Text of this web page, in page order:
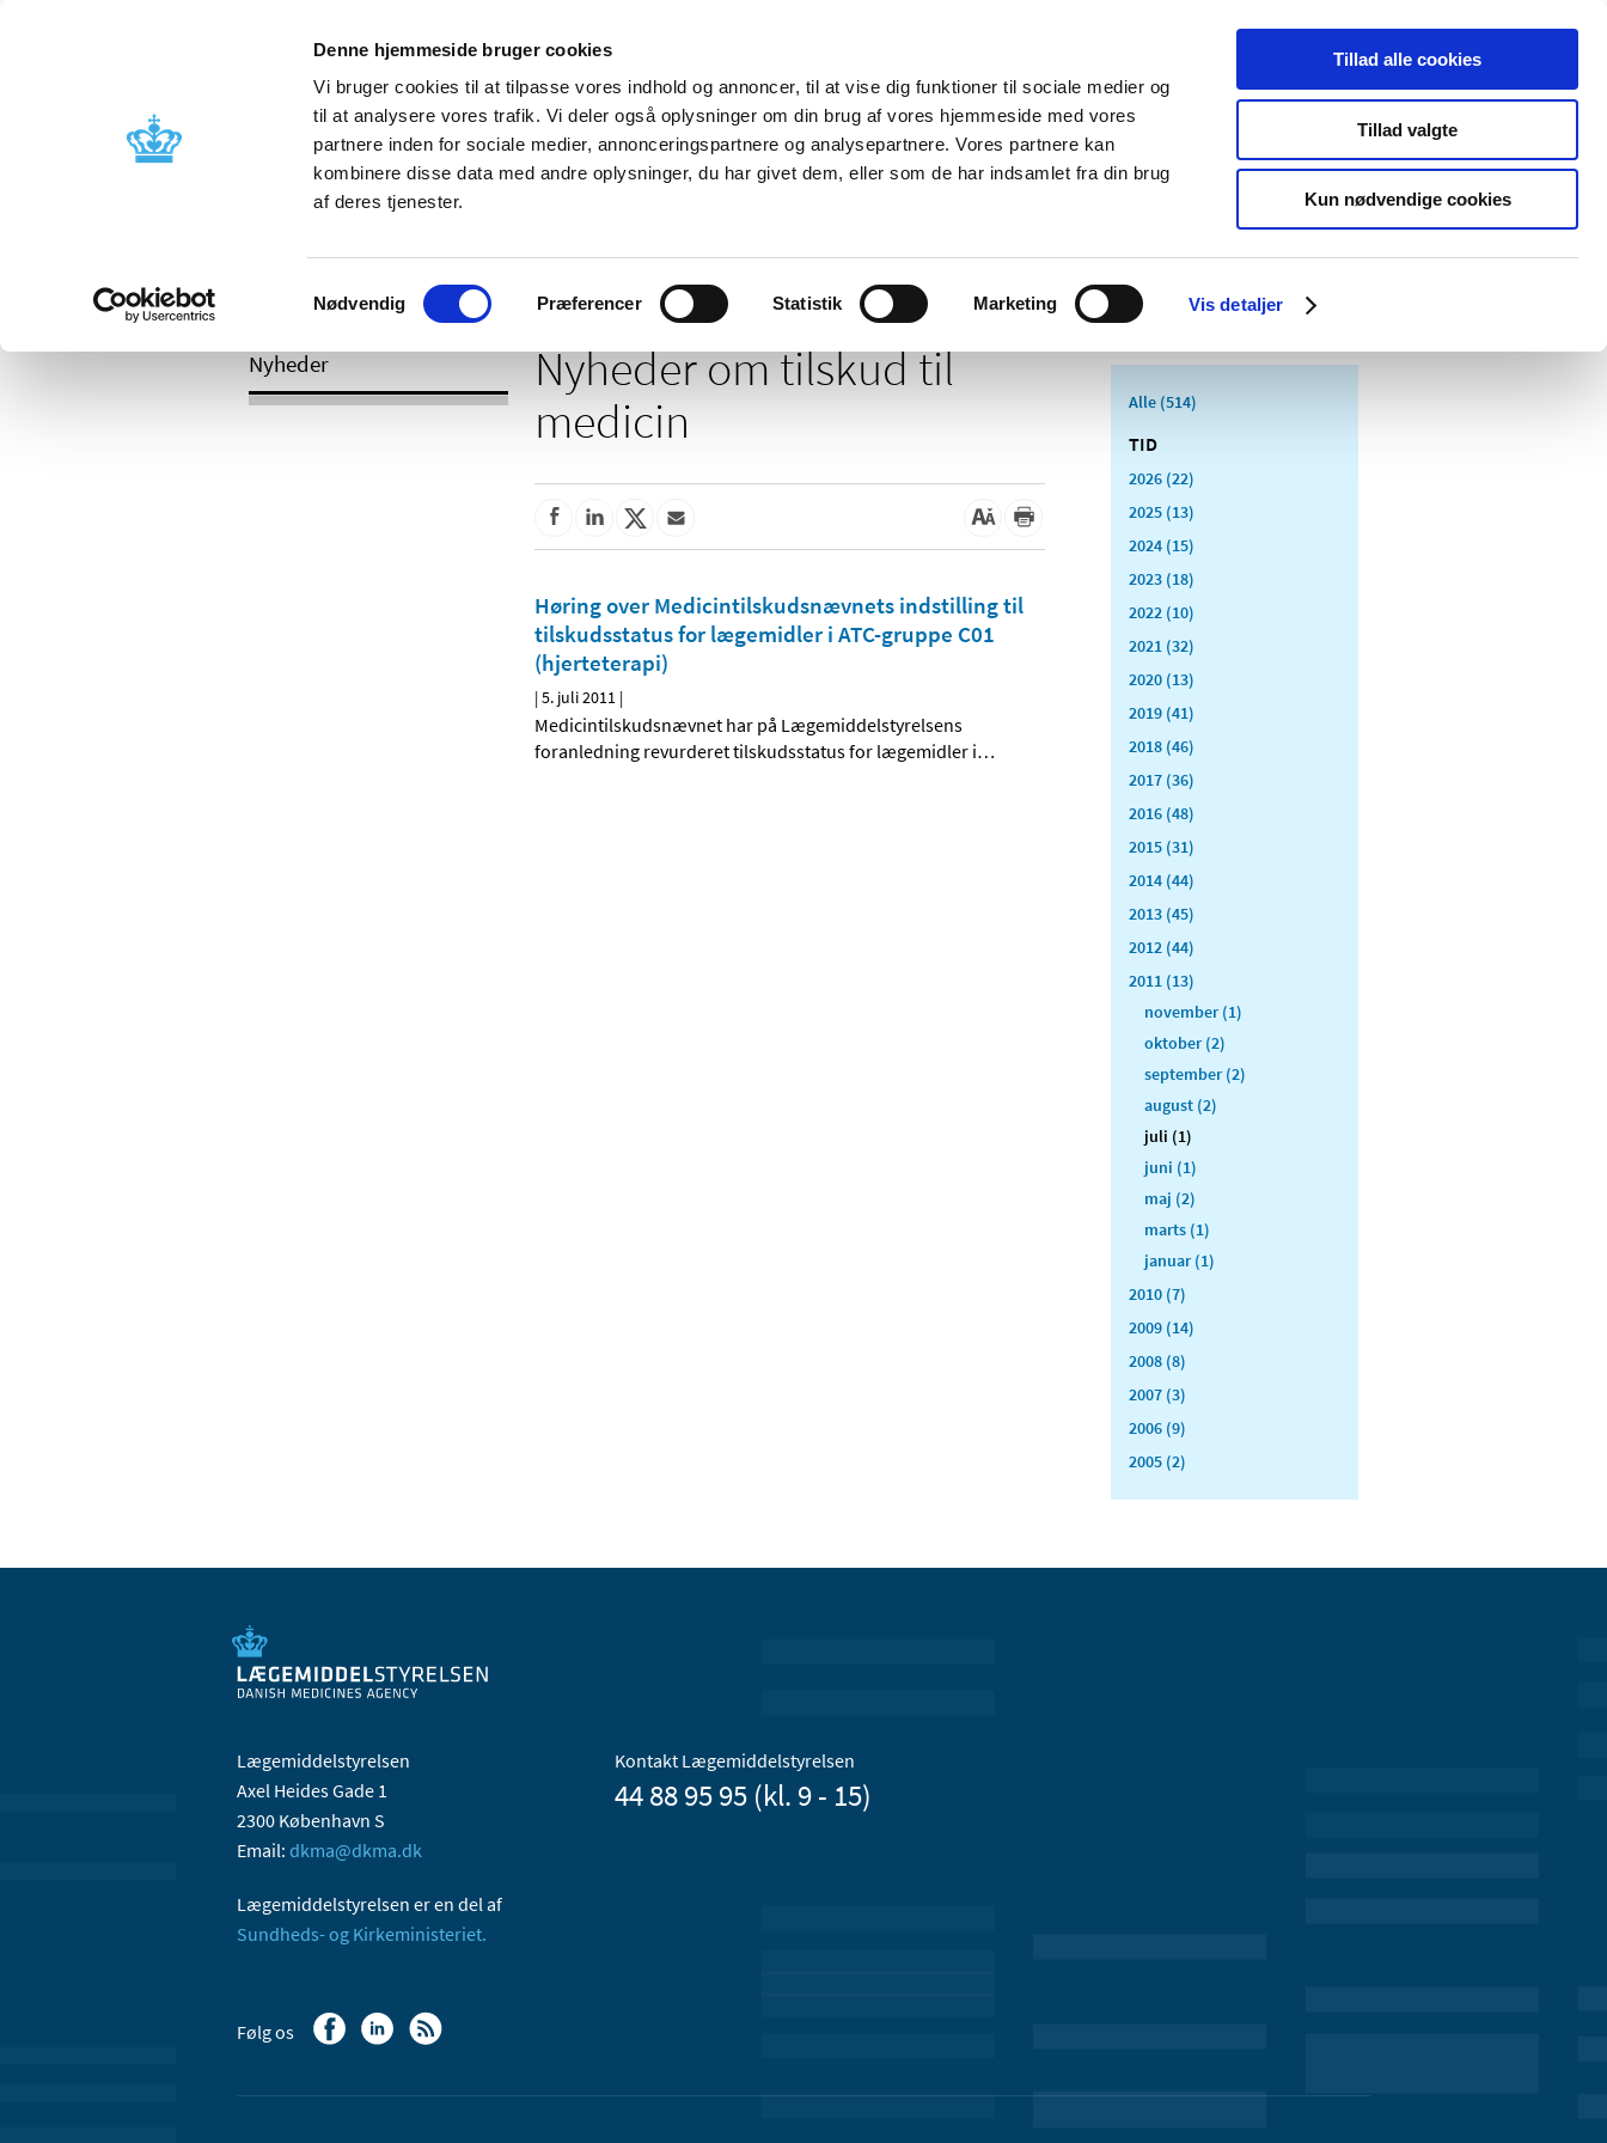
Denne hjemmeside bruger cookies
Vi bruger cookies til at tilpasse vores indhold og annoncer, til at vise dig funktioner til sociale medier og
til at analysere vores trafik. Vi deler også oplysninger om din brug af vores hjemmeside med vores
partnere inden for sociale medier, annonceringspartnere og analysepartnere. Vores partnere kan
kombinere disse data med andre oplysninger, du har givet dem, eller som de har indsamlet fra din brug
af deres tjenester.
Samtykkevalg
Nødvendig Præferencer Statistik Marketing Vis detaljer
Tillad alle cookies
Tillad valgte
Kun nødvendige cookies
Nyheder Om os Kontakt Udgivelser
Godkendelse og
Bivirkninger og
produktinformation
Tilskud og
Apoteker og salg af
Medicinsk
Særlige
produktområder
/ Kategori / Nyheder om Tilskud og priser Tilskud til medicin
Nyheder
Nyheder om tilskud til
medicin
Høring over Medicintilskudsnævnets indstilling til
tilskudsstatus for lægemidler i ATC-gruppe C01
(hjerteterapi)
|5. juli 2011 |
Medicintilskudsnævnet har på Lægemiddelstyrelsens
foranledning revurderet tilskudsstatus for lægemidler i…
Alle (514)
TID
2026 (22)
2025 (13)
2024 (15)
2023 (18)
2022 (10)
2021 (32)
2020 (13)
2019 (41)
2018 (46)
2017 (36)
2016 (48)
2015 (31)
2014 (44)
2013 (45)
2012 (44)
2011 (13)
november (1)
oktober (2)
september (2)
august (2)
juli (1)
juni (1)
maj (2)
marts (1)
januar (1)
2010 (7)
2009 (14)
2008 (8)
2007 (3)
2006 (9)
2005 (2)
Lægemiddelstyrelsen
Axel Heides Gade 1
2300 København S
Email: dkma@dkma.dk
Lægemiddelstyrelsen er en del af
Sundheds- og Kirkeministeriet.
Kontakt Lægemiddelstyrelsen
44 88 95 95 (kl. 9 - 15)
Følg os